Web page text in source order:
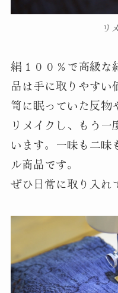
リ
絹１００％で高級な
品は手に取りやすい
笥に眠っていた反物
リメイクし、もう
います。一味も二味
ル商品です。
ぜひ日常に取り入れ